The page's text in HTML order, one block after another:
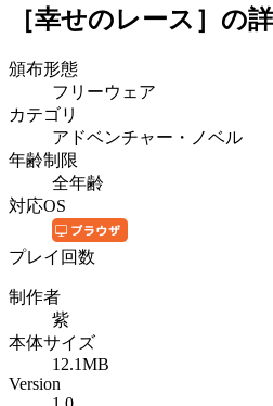
［幸せのレース］ の
頒布形態
フリーウェア
カテゴリ
アドベンチャー・ノベル
年齢制限
全年齢
対応OS
プレイ回数
制作者
紫
本体サイズ
12.1MB
Version